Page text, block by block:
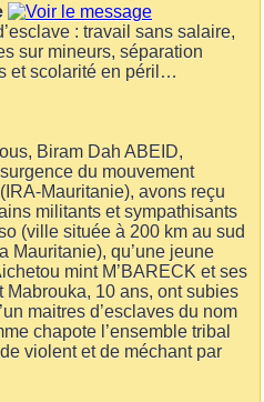
: travail sans salaire,
sur mineurs, séparation
et scolarité en péril…
Biram Dah ABEID,
du mouvement
Mauritanie), avons reçu
militants et sympathisants
(ville située à 200 km au sud
Mauritanie), qu’une jeune
mint M’BARECK et ses
10 ans, ont subies
maitres d’esclaves du nom
chapote l’ensemble tribal
violent et de méchant par